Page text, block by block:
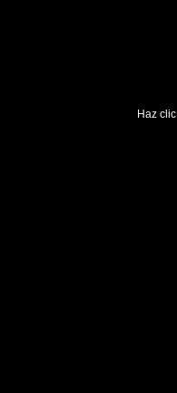
Haz clic